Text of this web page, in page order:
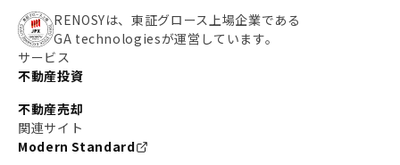
RENOSYは、東証グロース上場企業である
GA technologiesが運営しています。
サービス
不動産投資
不動産売却
関連サイト
Modern Standard